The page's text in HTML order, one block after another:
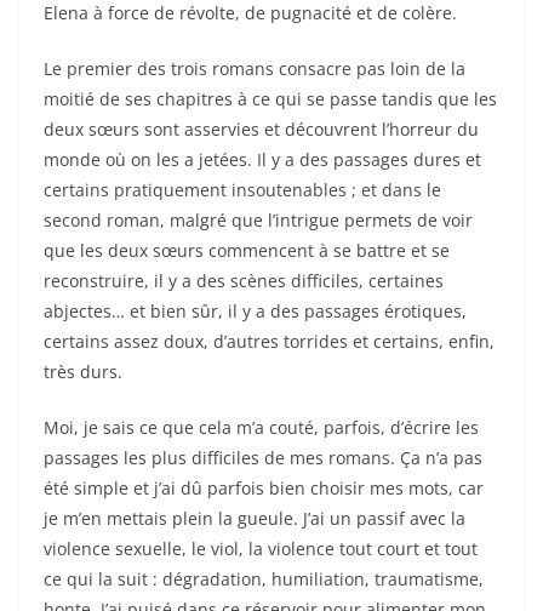
Elena à force de révolte, de pugnacité et de colère.
Le premier des trois romans consacre pas loin de la
moitié de ses chapitres à ce qui se passe tandis que les
deux sœurs sont asservies et découvrent l’horreur du
monde où on les a jetées. Il y a des passages dures et
certains pratiquement insoutenables ; et dans le
second roman, malgré que l’intrigue permets de voir
que les deux sœurs commencent à se battre et se
reconstruire, il y a des scènes difficiles, certaines
abjectes… et bien sûr, il y a des passages érotiques,
certains assez doux, d’autres torrides et certains, enfin,
très durs.
Moi, je sais ce que cela m’a couté, parfois, d’écrire les
passages les plus difficiles de mes romans. Ça n’a pas
été simple et j’ai dû parfois bien choisir mes mots, car
je m’en mettais plein la gueule. J’ai un passif avec la
violence sexuelle, le viol, la violence tout court et tout
ce qui la suit : dégradation, humiliation, traumatisme,